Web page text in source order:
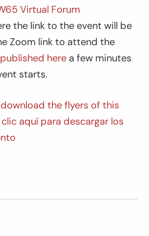
Virtual Forum
the link to the event will be
Zoom link to attend the
published here a few minutes
starts.
the flyers of this
aquí para descargar los